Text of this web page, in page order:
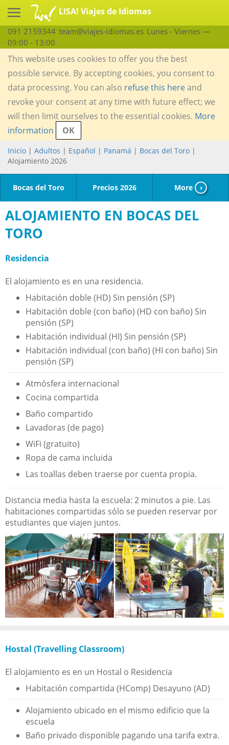
LISA! Viajes de Idiomas
091 2159344 team@viajes-idiomas.es Lunes - Viernes —
09:00 - 13:00
This website uses cookies to offer you the best
possible service. By accepting cookies, you consent to
data processing. You can also refuse this hereand
revoke your consent at any time with future effect; we
will then limit ourselves to the essential cookies. More
information
OK
Inicio | Adultos | Español | Panamá | Bocas del Toro |
Alojamiento 2026
Bocas del Toro Precios 2026 More ›
ALOJAMIENTO EN BOCAS DEL
TORO
Residencia
El alojamiento es en una residencia.
Habitación doble (HD) Sin pensión (SP)
Habitación doble (con baño) (HD con baño) Sin
pensión (SP)
Habitación individual (HI) Sin pensión (SP)
Habitación individual (con baño) (HI con baño) Sin
pensión (SP)
Atmósfera internacional
Cocina compartida
Baño compartido
Lavadoras (de pago)
WiFi (gratuito)
Ropa de cama incluida
Las toallas deben traerse por cuenta propia.
Distancia media hasta la escuela: 2 minutos a pie. Las
habitaciones compartidas sólo se pueden reservar por
estudiantes que viajen juntos.
Hostal (Travelling Classroom)
El alojamiento es en un Hostal o Residencia
Habitación compartida (HComp) Desayuno (AD)
Alojamiento ubicado en el mismo edificio que la
escuela
Baño privado disponible pagando una tarifa extra.